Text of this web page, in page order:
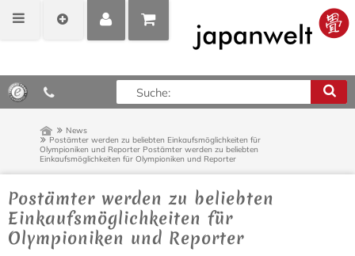
MEIN
POSITIONEN
ANZEIGEN
0,00 €*
News
Postämter werden zu beliebten Einkaufsmöglichkeiten für
Olympioniken und Reporter Postämter werden zu beliebten
Einkaufsmöglichkeiten für Olympioniken und Reporter
Postämter werden zu beliebten
Einkaufsmöglichkeiten für
Olympioniken und Reporter